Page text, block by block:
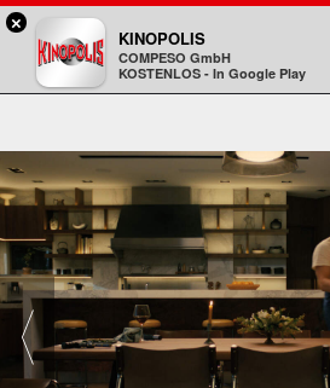
Kinopolis
×
KINOPOLIS
COMPESO GmbH
KOSTENLOS - In Google Play